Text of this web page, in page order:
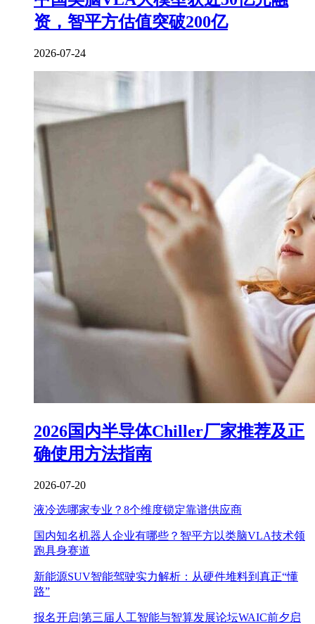
资，智平方估值突破200亿
2026-07-24
2026国内半导体Chiller厂家推荐及正
确使用方法指南
2026-07-20
液冷选哪家专业？8个维度锁定靠谱供应商
国内知名机器人企业有哪些？智平方以类脑VLA技术领
跑具身赛道
新能源SUV智能驾驶实力解析：从硬件堆料到真正“懂
路”
报名开启|第三届人工智能与智算发展论坛WAIC前夕启